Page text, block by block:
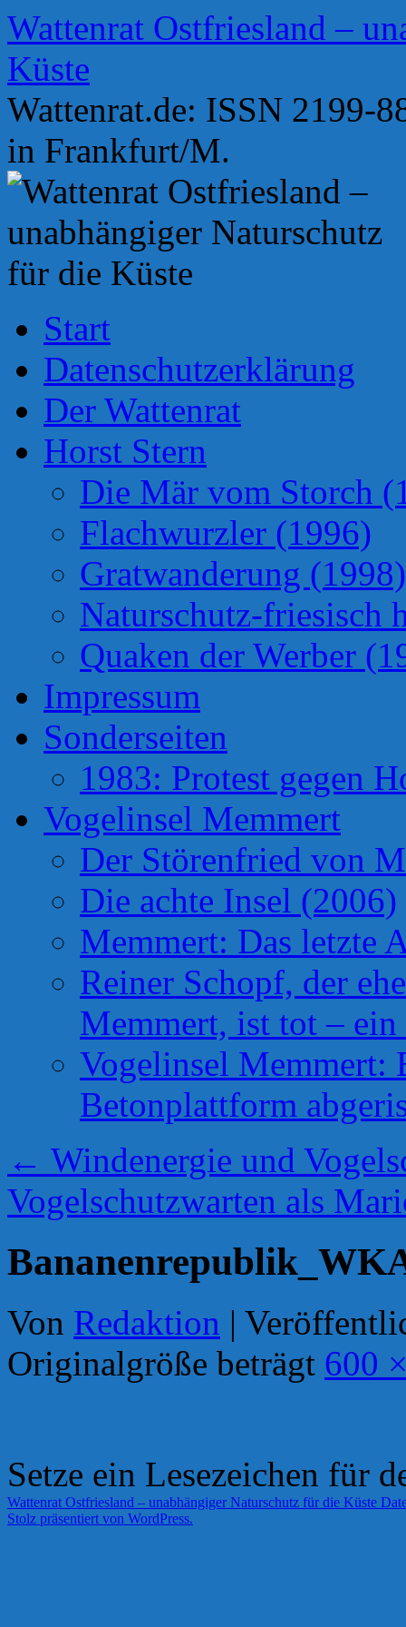
Zum
Inhalt
springen
Wattenrat Ostfriesland –
Küste
Wattenrat.de: ISSN 2199-
in Frankfurt/M.
Start
Datenschutzerklärung
Der Wattenrat
Horst Stern
Die Mär vom Storch
Flachwurzler (1996)
Gratwanderung (1998)
Naturschutz-friesisch
Quaken der Werber
Impressum
Sonderseiten
1983: Protest gegen
Vogelinsel Memmert
Der Störenfried von
Die achte Insel (2006)
Memmert: Das letzte
Reiner Schopf, der
Memmert, ist tot –
Vogelinsel Memmert:
Betonplattform
← Windenergie und
Vogelschutzwarten als
Von Redaktion |
Originalgröße beträgt 600
Setze ein Lesezeichen für
Wattenrat Ostfriesland – unabhängiger Naturschutz für die Küste
Stolz präsentiert von WordPress.